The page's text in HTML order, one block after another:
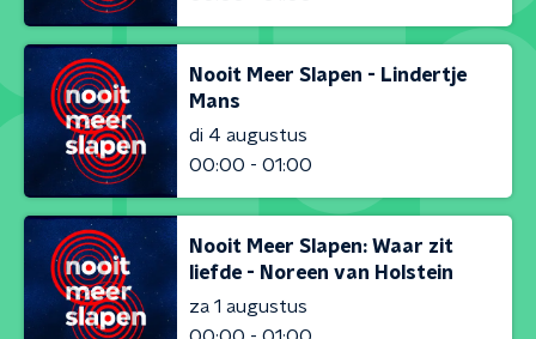
Nooit Meer Slapen - Lindertje
Mans
di 4 augustus
00:00 - 01:00
Nooit Meer Slapen: Waar zit
liefde - Noreen van Holstein
za 1 augustus